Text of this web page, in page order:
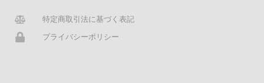
特定商取引法に基づく表記
プライバシーポリシー